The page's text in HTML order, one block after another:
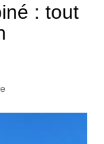
: tout